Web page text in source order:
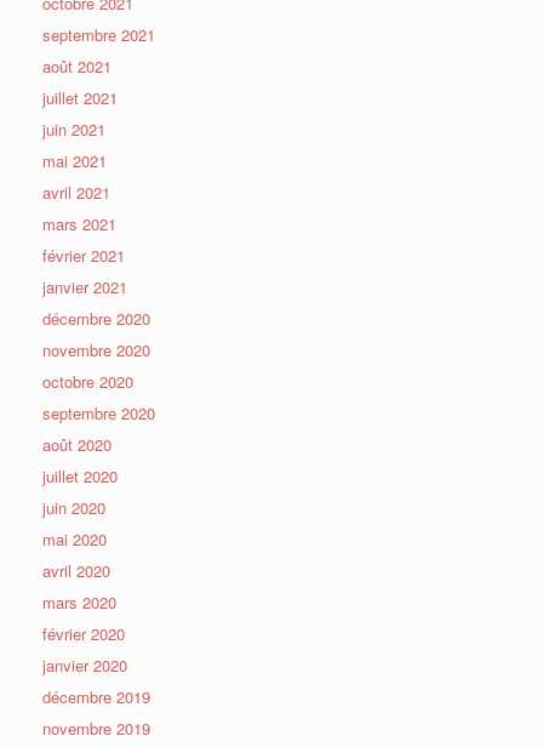
septembre 2021
août 2021
juillet 2021
juin 2021
mai 2021
avril 2021
mars 2021
février 2021
janvier 2021
décembre 2020
novembre 2020
octobre 2020
septembre 2020
août 2020
juillet 2020
juin 2020
mai 2020
avril 2020
mars 2020
février 2020
janvier 2020
décembre 2019
novembre 2019